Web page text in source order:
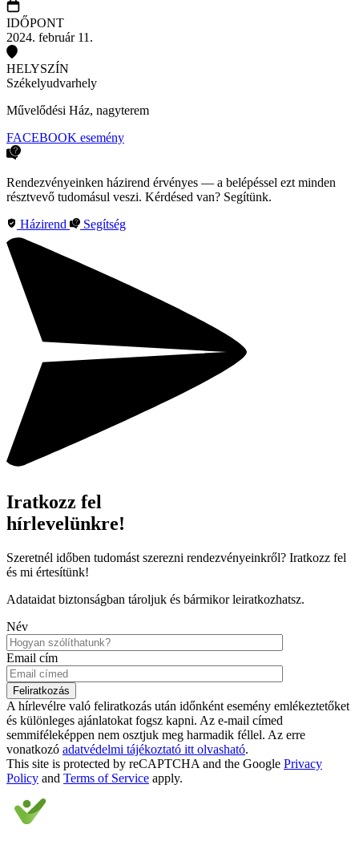
IDŐPONT
2024. február 11.
HELYSZÍN
Székelyudvarhely
Művelődési Ház, nagyterem
FACEBOOK esemény
Rendezvényeinken házirend érvényes — a belépéssel ezt minden
résztvevő tudomásul veszi. Kérdésed van? Segítünk.
Házirend
Segítség
Iratkozz fel
hírlevelünkre!
Szeretnél időben tudomást szerezni rendezvényeinkről? Iratkozz fel
és mi értesítünk!
Adataidat biztonságban tároljuk és bármikor leiratkozhatsz.
Név
Email cím
A hírlevélre való feliratkozás után időnként esemény emlékeztetőket
és különleges ajánlatokat fogsz kapni. Az e-mail címed
semmiféleképpen nem osztjuk meg harmadik féllel. Az erre
vonatkozó adatvédelmi tájékoztató itt olvasható.
This site is protected by reCAPTCHA and the Google Privacy
Policy and Terms of Service apply.